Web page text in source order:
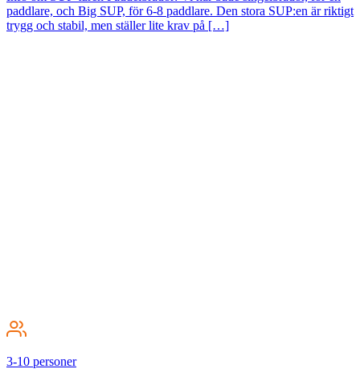
paddlare, och Big SUP, för 6-8 paddlare. Den stora SUP:en är riktigt
trygg och stabil, men ställer lite krav på […]
3-10 personer